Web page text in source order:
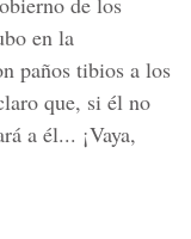
en la
paños tibios a los
que, si él no
a él... ¡Vaya,